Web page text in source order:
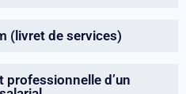
(livret de services)
d’un